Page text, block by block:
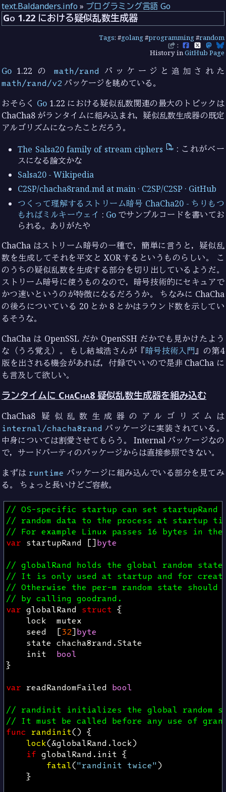
text.Baldanders.info » プログラミング言語 Go
Go 1.22 における疑似乱数生成器
Tags: #golang#programming#random
:
History inGitHub Page
Go 1.22 の math/rand パッケージと追加された
math/rand/v2 パッケージを眺めている。
おそらく Go 1.22 における疑似乱数関連の最大のトピックは
ChaCha8 がランタイムに組み込まれ，疑似乱数生成器の既定
アルゴリズムになったことだろう。
The Salsa20 family of stream ciphers
: これがベー
スになる論文かな
Salsa20 - Wikipedia
C2SP/chacha8rand.md at main · C2SP/C2SP · GitHub
つくって理解するストリーム暗号 ChaCha20 - ちりもつ
もればミルキーウェイ : Goでサンプルコードを書いてお
られる。ありがたや
ChaCha はストリーム暗号の一種で，簡単に言うと，疑似乱
数を生成してそれを平文と XOR するというものらしい。 こ
のうちの疑似乱数を生成する部分を切り出しているようだ。
ストリーム暗号に使うものなので，暗号技術的にセキュアで
かつ速いというのが特徴になるだろうか。 ちなみに ChaCha
の後ろについている 20 とか 8 とかはラウンド数を示してい
るそうな。
ChaCha は OpenSSL だか OpenSSH だかでも見かけたよう
な（うろ覚え）。 もし結城浩さんが『暗号技術入門』の第4
版を出される機会があれば，付録でいいので是非 ChaCha に
も言及して欲しい。
ランタイムに ChaCha8 疑似乱数生成器を組み込む
ChaCha8 疑似乱数生成器のアルゴリズムは
internal/chacha8rand パッケージに実装されている。
中身については割愛させてもらう。 Internal パッケージなの
で，サードパーティのパッケージからは直接参照できない。
まずは runtime パッケージに組み込んでいる部分を見てみ
る。 ちょっと長いけどご容赦。
// OS-specific startup can set startupRand
// random data to the process at startup
// For example Linux passes 16 bytes in
var startupRand []byte
// globalRand holds the global random
// It is only used at startup and for
// Otherwise the per-m random state should
// by calling goodrand.
var globalRand struct {
lock
mutex
seed
[32]byte
state chacha8rand .State
init
bool
}
var readRandomFailed bool
// randinit initializes the global random
// It must be called before any use of
func randinit() {
lock(&globalRand .lock)
if globalRand . init {
fatal("randinit twice")
}